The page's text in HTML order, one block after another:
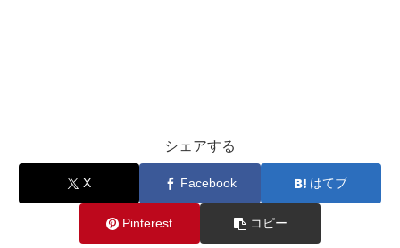
シェアする
X Facebook はてブ
Pinterest コピー